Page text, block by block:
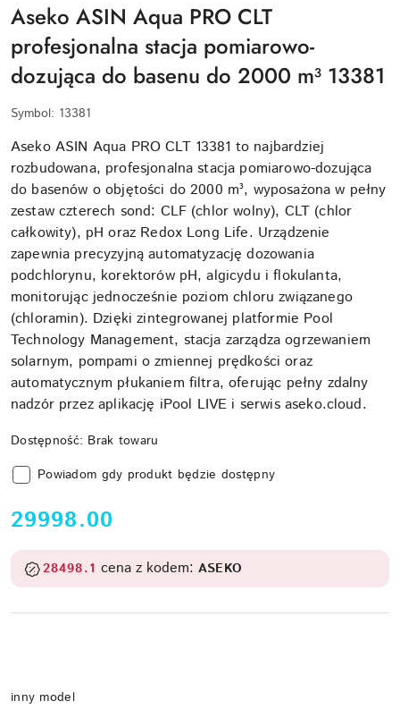
Aseko ASIN Aqua PRO CLT
profesjonalna stacja pomiarowo-
dozująca do basenu do 2000 m³ 13381
Symbol: 13381
Aseko ASIN Aqua PRO CLT 13381 to najbardziej
rozbudowana, profesjonalna stacja pomiarowo-dozująca
do basenów o objętości do 2000 m³, wyposażona w pełny
zestaw czterech sond: CLF (chlor wolny), CLT (chlor
całkowity), pH oraz Redox Long Life. Urządzenie
zapewnia precyzyjną automatyzację dozowania
podchlorynu, korektorów pH, algicydu i flokulanta,
monitorując jednocześnie poziom chloru związanego
(chloramin). Dzięki zintegrowanej platformie Pool
Technology Management, stacja zarządza ogrzewaniem
solarnym, pompami o zmiennej prędkości oraz
automatycznym płukaniem filtra, oferując pełny zdalny
nadzór przez aplikację iPool LIVE i serwis aseko.cloud.
Dostępność: Brak towaru
Powiadom gdy produkt będzie dostępny
cena:
29998.00
28498.1 cena z kodem: ASEKO
Wariant
inny model